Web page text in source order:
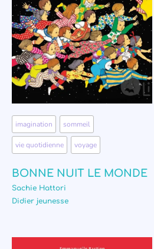
imagination sommeil
vie quotidienne voyage
BONNE NUIT LE MONDE
Sachie Hattori
Didier jeunesse